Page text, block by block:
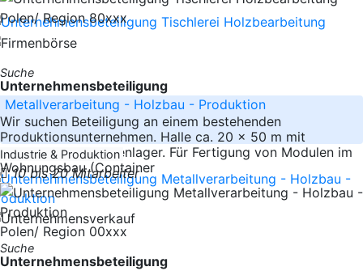
Polen/ Region 80xxx
Suche
Unternehmensbeteiligung
Metallverarbeitung - Holzbau - Produktion
Wir suchen Beteiligung an einem bestehenden
Produktionsunternehmen. Halle ca. 20 x 50 m mit
Kranbahn und Aussenlager. Für Fertigung von Modulen im
Wohnungsbau (Container
Industrie & Produktion
10 bis 20 Mitarbeiter
Polen/ Region 00xxx
Suche
Unternehmensbeteiligung